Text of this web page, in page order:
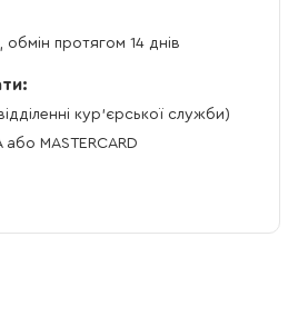
протягом 14 днів
кур'єрської служби)
MASTERCARD